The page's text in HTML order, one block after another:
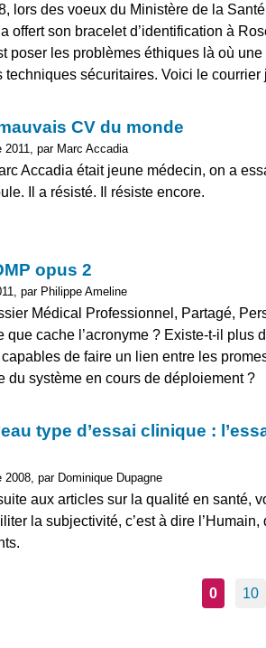
lors des voeux du Ministère de la
offert son bracelet d’identification à
poser les problèmes éthiques là où
techniques sécuritaires. Voici le courrier
CV du monde
2011, par Marc Accadia
Accadia était jeune médecin, on a
Il a résisté. Il résiste encore.
opus 2
par Philippe Ameline
Médical Professionnel, Partagé,
que cache l’acronyme ? Existe-t-il plus
de faire un lien entre les
du système en cours de déploiement ?
type d’essai clinique :
2008, par Dominique Dupagne
aux articles sur la qualité en santé,
la subjectivité, c’est à dire
0 10